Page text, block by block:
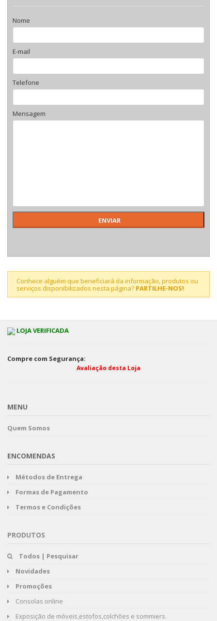
Nome
E-mail
Telefone
Mensagem
Conhece alguém que beneficiará da informação, produtos ou
serviços disponibilizados nesta página? PARTILHE-NOS!
LOJA VERIFICADA
Compre com Segurança:
Avaliação desta Loja
MENU
Quem Somos
ENCOMENDAS
Métodos de Entrega
Formas de Pagamento
Termos e Condições
PRODUTOS
Todos | Pesquisar
Novidades
Promoções
Consolas online
Exposição de móveis,estofos,colchões e sommiers.